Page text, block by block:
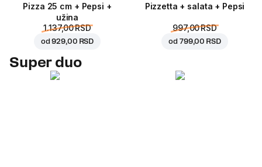
Pizza 25 cm + Pepsi +
užina
1.137,00 RSD
od929,00 RSD
Pizzetta + salata + Pepsi
997,00 RSD
od 799,00 RSD
Super duo